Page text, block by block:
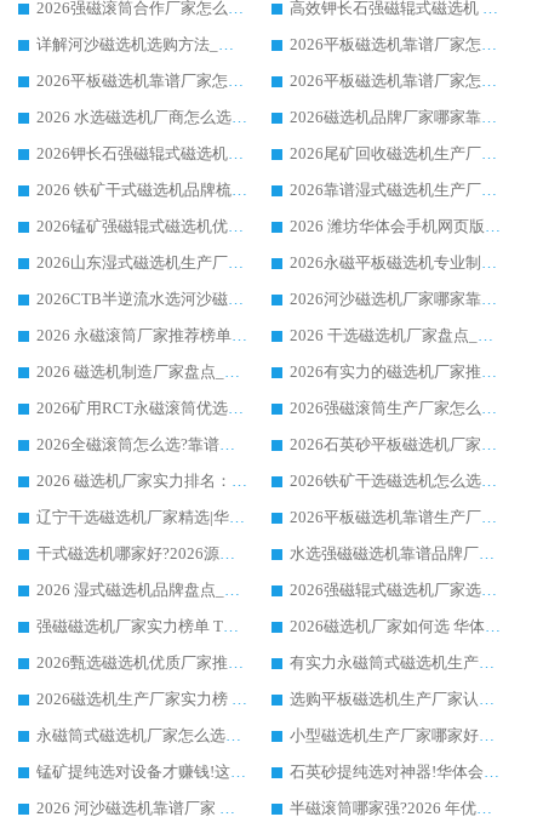
2026强磁滚筒合作厂家怎么选-华体会手机网页版-华体会(中国) 行业优质供应商参考指南
高效钾长石强磁辊式磁选机 华体会手机网页版-华体会(中国) 专业制造品质值得信赖
详解河沙磁选机选购方法_除铁器品牌及华体会手机网页版-华体会(中国) 企业解析
2026平板磁选机靠谱厂家怎么选？华体会手机网页版-华体会(中国) 凭硬实力甄选合作品牌
2026平板磁选机靠谱厂家怎么选？华体会手机网页版-华体会(中国) 凭硬实力甄选合作品牌
2026平板磁选机靠谱厂家怎么选？华体会手机网页版-华体会(中国) 凭硬实力甄选合作品牌
2026 水选磁选机厂商怎么选 潍坊华体会手机网页版-华体会(中国) 技术实力强
2026磁选机品牌厂家哪家靠谱?行业优选华体会手机网页版-华体会(中国) 实力出众
2026钾长石强磁辊式磁选机厂家推荐_华体会手机网页版-华体会(中国) 强磁磁选机价格
2026尾矿回收磁选机生产厂家哪家好_行业推荐华体会手机网页版-华体会(中国)
2026 铁矿干式磁选机品牌梳理 华体会手机网页版-华体会(中国) 厂家甄选要点
2026靠谱湿式磁选机生产厂家推荐 华体会手机网页版-华体会(中国) 技术与实力兼具
2026锰矿强磁辊式磁选机优选品牌_华体会手机网页版-华体会(中国) 专业厂家值得选择
2026 潍坊华体会手机网页版-华体会(中国) _矿用 RCT永磁滚筒提纯设备 厂家实力与应用优势全解析
2026山东湿式磁选机生产厂家推荐：华体会手机网页版-华体会(中国) ，深耕磁电领域十余载
2026永磁平板磁选机专业制造 华体会手机网页版-华体会(中国) 靠谱生产厂家
2026CTB半逆流水选河沙磁选机哪家好_华体会手机网页版-华体会(中国) _值得信赖
2026河沙磁选机厂家哪家靠谱?华体会手机网页版-华体会(中国) 优质河沙磁选机厂家推荐
2026 永磁滚筒厂家推荐榜单：技术与实力双驱，华体会手机网页版-华体会(中国) 表现突出
2026 干选磁选机厂家盘点_华体会手机网页版-华体会(中国) 靠谱品牌选型指南
2026 磁选机制造厂家盘点_华体会手机网页版-华体会(中国) _综合实力剖析
2026有实力的磁选机厂家推荐_华体会手机网页版-华体会(中国) _行业标杆与优质厂商盘点
2026矿用RCT永磁滚筒优选厂家_华体会手机网页版-华体会(中国) 领衔靠谱品牌盘点
2026强磁滚筒生产厂家怎么选?行业口碑推荐华体会手机网页版-华体会(中国)
2026全磁滚筒怎么选?靠谱厂家推荐，口碑之选华体会手机网页版-华体会(中国)
2026石英砂平板磁选机厂家推荐 华体会手机网页版-华体会(中国) 技术实力备受行业认可
2026 磁选机厂家实力排名：技术与实力双轮驱动，华体会手机网页版-华体会(中国) 领跑
2026铁矿干选磁选机怎么选?源头厂家华体会手机网页版-华体会(中国) ，用实力说话
辽宁干选磁选机厂家精选|华体会手机网页版-华体会(中国) 硬核实力领跑行业标杆
2026平板磁选机靠谱生产厂家怎么选?行业标杆华体会手机网页版-华体会(中国) ，凭硬实力脱颖而出
干式磁选机哪家好?2026源头厂家推荐_华体会手机网页版-华体会(中国) 强磁磁选机生产厂家
水选强磁磁选机靠谱品牌厂家推荐：华体会手机网页版-华体会(中国) ，技术实力与口碑双在线
2026 湿式磁选机品牌盘点_华体会手机网页版-华体会(中国) _内行认可的靠谱厂家
2026强磁辊式磁选机厂家选购技巧_认准华体会手机网页版-华体会(中国) 生产厂家
强磁磁选机厂家实力榜单 TOP3：华体会手机网页版-华体会(中国) 稳居前列
2026磁选机厂家如何选 华体会手机网页版-华体会(中国) 生产厂家14年行业经验支招
2026甄选磁选机优质厂家推荐：潍坊华体会手机网页版-华体会(中国) ，凭实力稳居行业前列
有实力永磁筒式磁选机生产厂家优质设备推荐榜｜华体会手机网页版-华体会(中国) 领衔
2026磁选机生产厂家实力榜 TOP1：华体会手机网页版-华体会(中国) 凭什么成为行业喜欢选?
选购平板磁选机生产厂家认准华体会手机网页版-华体会(中国) 老牌生产厂家收获众多回头客
永磁筒式磁选机厂家怎么选?14 年老厂华体会手机网页版-华体会(中国) 凭实力出圈，这 5 大优势太圈粉
小型磁选机生产厂家哪家好?2026 年实测推荐，华体会手机网页版-华体会(中国) 十年口碑厂值得闭眼入
锰矿提纯选对设备才赚钱!这家临朐厂家的强磁辊磁选机凭啥成行业标杆?
石英砂提纯选对神器!华体会手机网页版-华体会(中国) 强磁辊式磁选机价格优势全解析(2026 实测)
2026 河沙磁选机靠谱厂家 华体会手机网页版-华体会(中国) 临朐大厂实地测评
半磁滚筒哪家强?2026 年优质厂家推荐，华体会手机网页版-华体会(中国) 为什么能领跑行业